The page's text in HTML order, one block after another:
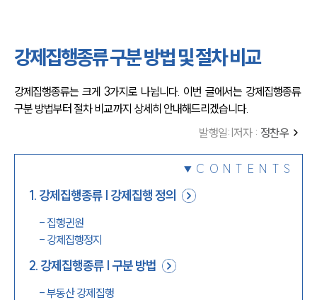
강제집행종류 구분 방법 및 절차 비교
강제집행종류는 크게 3가지로 나뉩니다. 이번 글에서는 강제집행종류
구분 방법부터 절차 비교까지 상세히 안내해드리겠습니다.
발행일: |저자 : 정찬우
CONTENTS
1. 강제집행종류 | 강제집행 정의
- 집행귄원
- 강제집행정지
2. 강제집행종류 | 구분 방법
-부동산 강제집행